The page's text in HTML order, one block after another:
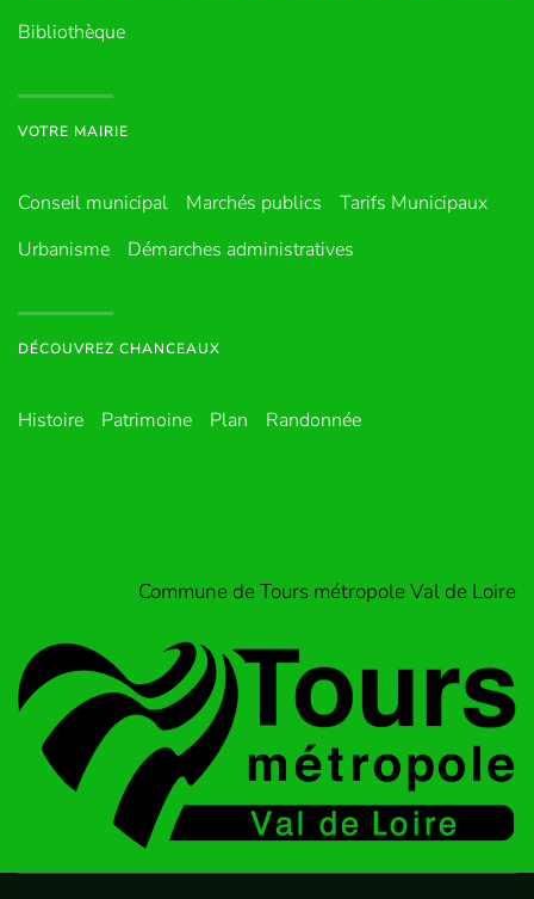
Bibliothèque
VOTRE MAIRIE
Conseil municipal Marchés publics
Tarifs Municipaux
Urbanisme
Démarches administratives
DÉCOUVREZ CHANCEAUX
Histoire Patrimoine Plan Randonnée
Commune de Tours métropole Val de Loire